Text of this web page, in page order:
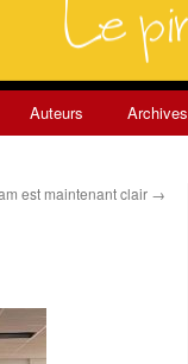
Auteurs Archives
est maintenant clair →